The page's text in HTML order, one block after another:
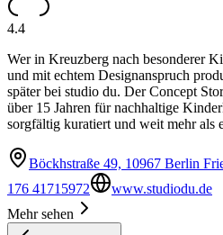
4.4
Wer in Kreuzberg nach besonderer
und mit echtem Designanspruch
später bei studio du. Der Concept
über 15 Jahren für nachhaltige
sorgfältig kuratiert und weit mehr als
Böckhstraße 49, 10967 Berlin
176 41715972
www.studiodu.de
Mehr sehen